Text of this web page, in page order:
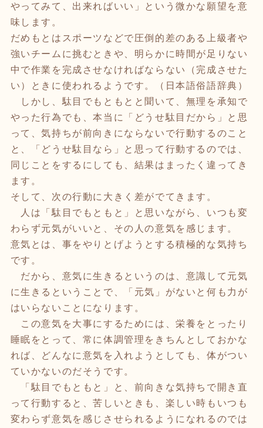
やってみて、出来ればいい」という微かな願望を意
味します。
だめもとはスポーツなどで圧倒的差のある上級者や
強いチームに挑むときや、明らかに時間が足りない
中で作業を完成させなければならない（完成させた
い）ときに使われるようです。（日本語俗語辞典）
しかし、駄目でもともとと聞いて、無理を承知で
やった行為でも、本当に「どうせ駄目だから」と思
って、気持ちが前向きにならないで行動するのこと
と、「どうせ駄目なら」と思って行動するのでは、
同じことをするにしても、結果はまったく違ってき
ます。
そして、次の行動に大きく差がでてきます。
人は「駄目でもともと」と思いながら、いつも変
わらず元気がいいと、その人の意気を感じます。
意気とは、事をやりとげようとする積極的な気持ち
です。
だから、意気に生きるというのは、意識して元気
に生きるということで、「元気」がないと何も力が
はいらないことになります。
この意気を大事にするためには、栄養をとったり
睡眠をとって、常に体調管理をきちんとしておかな
れば、どんなに意気を入れようとしても、体がつい
ていかないのだそうです。
「駄目でもともと」と、前向きな気持ちで開き直
って行動すると、苦しいときも、楽しい時もいつも
変わらず意気を感じさせられるようになれるのでは